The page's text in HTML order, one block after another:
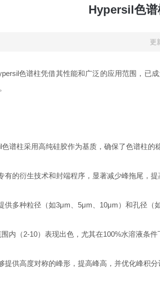
Hypersil色谱
更
色谱柱凭借其性能和广泛的应用范围，已
谱柱采用高纯硅胶作为基质，确保了色谱柱的
有的衍生技术和封端程序，显著减少峰拖尾，提
供多种粒径（如3μm、5μm、10μm）和孔径（
内（2-10）表现出色，尤其在100%水溶液条件
提供高度对称的峰形，提高峰高，并优化峰积